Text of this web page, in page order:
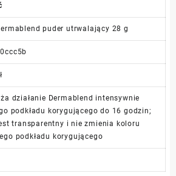
puder utrwalający 28 g
działanie Dermablend intensywnie
podkładu korygującego do 16 godzin;
transparentny i nie zmienia koloru
podkładu korygującego